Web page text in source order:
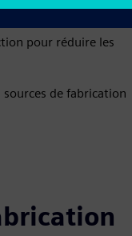
problèmes de qualité.
pour réduire les
de fabrication